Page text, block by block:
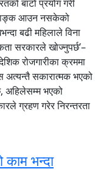
बाटो प्रयोग गरी
आउन नसकेको
बढी महिलाले विना
सरकारले खोज्नुपर्छ’–
रोजगारीका क्रममा
अत्यन्तै सकारात्मक भएको
अहिलेसम्म भएको
ग्रहण गरेर निरन्तरता
भन्दा